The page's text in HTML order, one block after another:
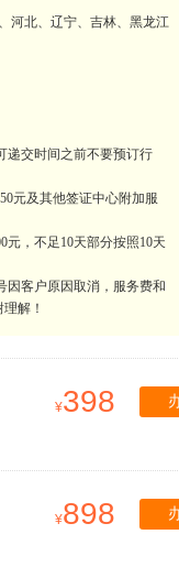
河北、辽宁、吉林、黑龙江
递交时间之前不要预订行
元及其他签证中心附加服
元，不足10天部分按照10天
因客户原因取消，服务费和
解！
398
898